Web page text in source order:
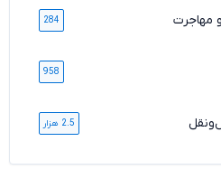
مهاجرت 284
958
2.5 هزار